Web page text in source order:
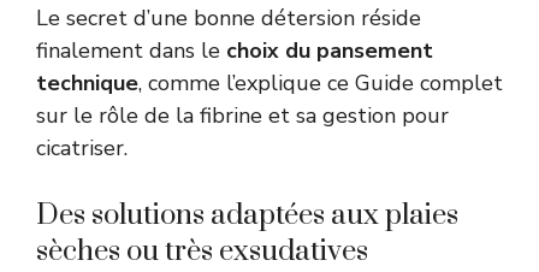
Le secret d’une bonne détersion réside
finalement dans le choix du pansement
technique, comme l’explique ce Guide complet
sur le rôle de la fibrine et sa gestion pour
cicatriser.
Des solutions adaptées aux plaies
sèches ou très exsudatives